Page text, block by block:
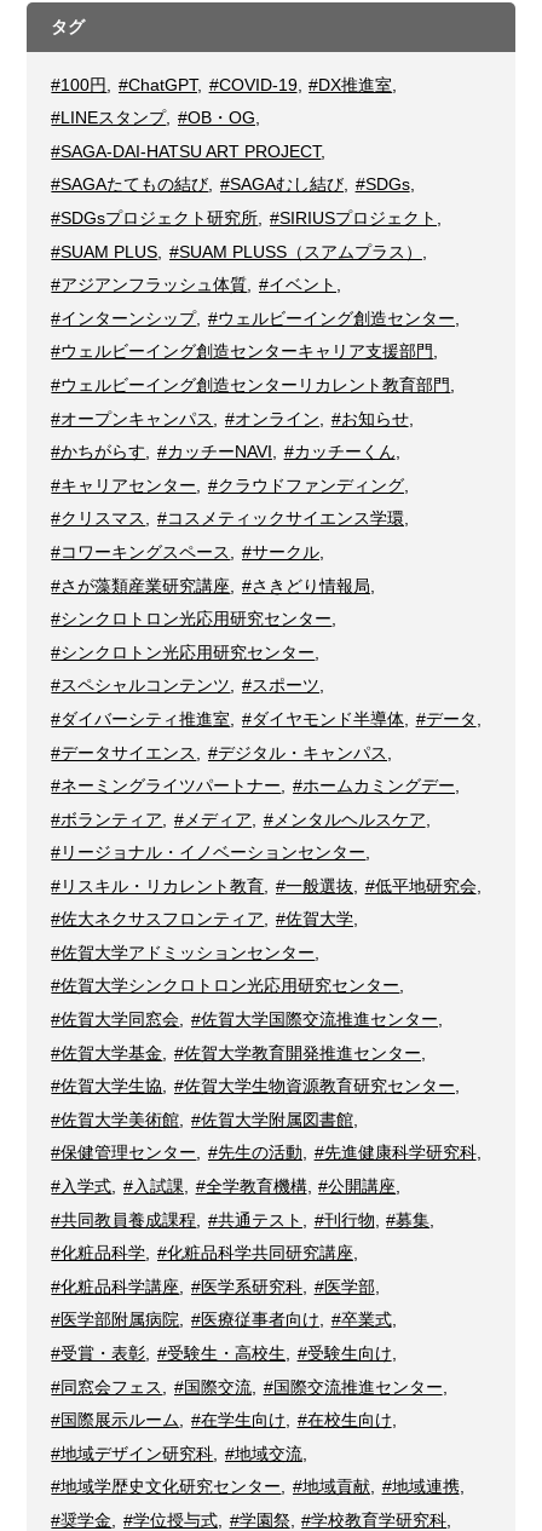
タグ
#100円 #ChatGPT, #COVID-19, #DX推進室
#LINEスタンプ, #OB・OG
#SAGA-DAI-HATSU ART PROJECT,
#SAGAたてもの結び, #SAGAむし結び, #SDGs,
#SDGsプロジェクト研究所
#SIRIUSプロジェクト
#SUAM PLUS
#SUAM PLUSS（スアムプラス）
#アジアンフラッシュ体質
#イベント
#インターンシップ, #ウェルビーイング創造センター
#ウェルビーイング創造センターキャリア支援部門
#ウェルビーイング創造センターリカレント教育部門
#オープンキャンパス
#オンライン #お知らせ,
#かちがらす
#カッチーNAVI #カッチーくん
#キャリアセンター
#クラウドファンディング,
#クリスマス
#コスメティックサイエンス学環,
#コワーキングスペース
#サークル,
#さが藻類産業研究講座
#さきどり情報局
#シンクロトロン光応用研究センター
#シンクロトン光応用研究センター
#スペシャルコンテンツ
#スポーツ
#ダイバーシティ推進室
#ダイヤモンド半導体, #データ
#データサイエンス
#デジタル・キャンパス
#ネーミングライツパートナー
#ホームカミングデー
#ボランティア
#メディア #メンタルヘルスケア
#リージョナル・イノベーションセンター
#リスキル・リカレント教育
#一般選抜 #低平地研究会,
#佐大ネクサスフロンティア, #佐賀大学,
#佐賀大学アドミッションセンター
#佐賀大学シンクロトロン光応用研究センター,
#佐賀大学同窓会
#佐賀大学国際交流推進センター
#佐賀大学基金
#佐賀大学教育開発推進センター
#佐賀大学生協, #佐賀大学生物資源教育研究センター,
#佐賀大学美術館
#佐賀大学附属図書館,
#保健管理センター, #先生の活動, #先進健康科学研究科,
#入学式
#入試課 #全学教育機構, #公開講座
#共同教員養成課程
#共通テスト #刊行物 #募集
#化粧品科学, #化粧品科学共同研究講座,
#化粧品科学講座
#医学系研究科, #医学部,
#医学部附属病院, #医療従事者向け, #卒業式,
#受賞・表彰
#受験生・高校生 #受験生向け
#同窓会フェス
#国際交流, #国際交流推進センター
#国際展示ルーム
#在学生向け #在校生向け
#地域デザイン研究科
#地域交流,
#地域学歴史文化研究センター, #地域貢献, #地域連携,
#奨学金
#学位授与式, #学園祭, #学校教育学研究科